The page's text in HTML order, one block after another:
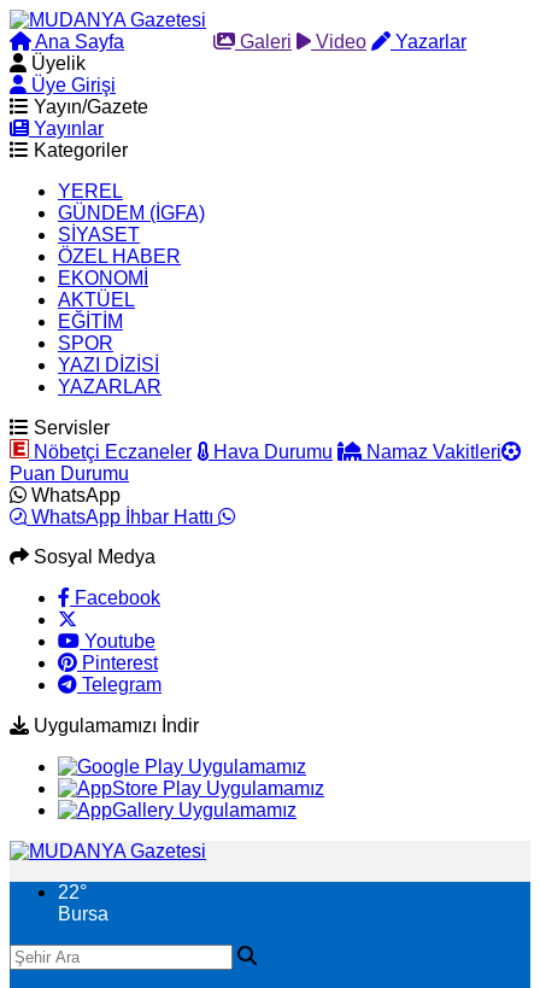
Ana Sayfa Galeri Video
Yazarlar
Üyelik
Üye Girişi
Yayın/Gazete
Yayınlar
Kategoriler
YEREL
GÜNDEM (İGFA)
SİYASET
ÖZEL HABER
EKONOMİ
AKTÜEL
EĞİTİM
SPOR
YAZI DİZİSİ
YAZARLAR
Servisler
Nöbetçi Eczaneler
Hava Durumu
Namaz Vakitleri
Puan Durumu
WhatsApp
WhatsApp İhbar Hattı
Sosyal Medya
Facebook
Youtube
Pinterest
Telegram
Uygulamamızı İndir
22°
Bursa